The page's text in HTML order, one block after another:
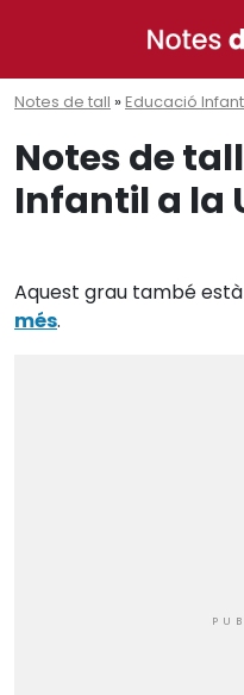
Notes de tall »Educació
Notes de
Infantil a la
Aquest grau també
més.